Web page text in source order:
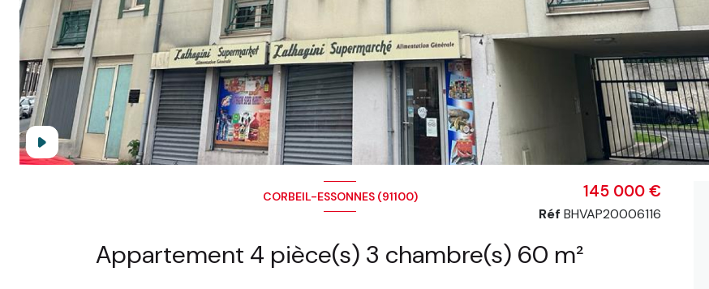
CORBEIL-ESSONNES (91100)
Appartement 4 pièce(s) 3 chambre(s) 60 m²
145 000 €
Réf BHVAP20006116